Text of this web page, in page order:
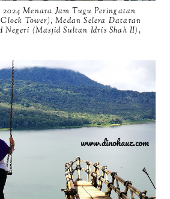
Menara Jam Tugu Peringatan
Tower), Medan Selera Dataran
Negeri (Masjid Sultan Idris Shah II),